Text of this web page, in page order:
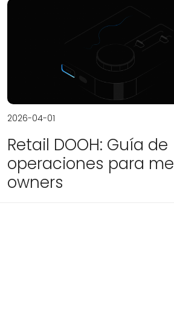
2026-04-01
Retail DOOH: Guía de
operaciones para
owners